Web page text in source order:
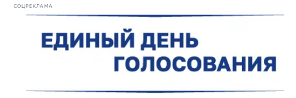
СОЦРЕКЛАМА